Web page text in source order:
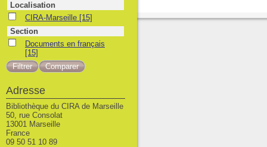
Localisation
CIRA-Marseille
CIRA-Marseille [15]
Section
Documents en français
Documents en français
[15]
Adresse
Bibliothèque du CIRA de Marseille
50, rue Consolat
13001 Marseille
France
09 50 51 10 89